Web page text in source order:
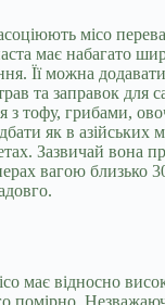
місо
має набагато
Її можна
та заправок для
з тофу, грибами,
як в азійських
Зазвичай вона
вагою близько
має відносно